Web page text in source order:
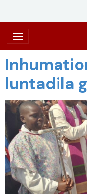
luntadila